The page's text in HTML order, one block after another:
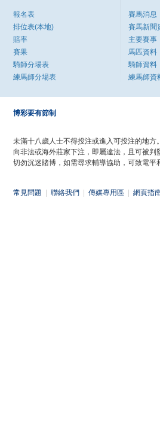
報名表
排位表(本地)
賠率
賽果
騎師分場表
練馬師分場表
賽馬消息
賽馬新聞
主要賽事
馬匹資料
騎師資料
練馬師資
博彩要有節制
未滿十八歲人士不得投注或進入可投注的地方。
向非法或海外莊家下注，即屬違法，且可被判
切勿沉迷賭博，如需尋求輔導協助，可致電平
常見問題 聯絡我們 傳媒專用區 網頁指